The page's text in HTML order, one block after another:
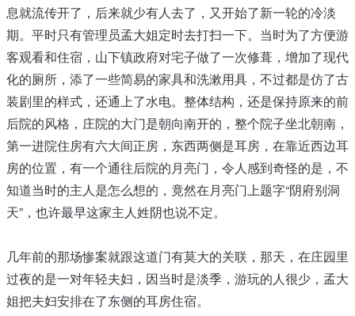
息就流传开了，后来就少有人去了，又开始了新一轮的冷淡
期。平时只有管理员孟大姐定时去打扫一下。当时为了方便游
客观看和住宿，山下镇政府对宅子做了一次修葺，增加了现代
化的厕所，添了一些简易的家具和洗漱用具，不过都是仿了古
装剧里的样式，还通上了水电。整体结构，还是保持原来的前
后院的风格，庄院的大门是朝向南开的，整个院子坐北朝南，
第一进院住房有六大间正房，东西两侧是耳房，在靠近西边耳
房的位置，有一个通往后院的月亮门，令人感到奇怪的是，不
知道当时的主人是怎么想的，竟然在月亮门上题字“阴府别洞
天”，也许最早这家主人姓阴也说不定。
几年前的那场惨案就跟这道门有莫大的关联，那天，在庄园里
过夜的是一对年轻夫妇，因当时是淡季，游玩的人很少，孟大
姐把夫妇安排在了东侧的耳房住宿。